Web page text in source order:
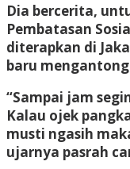
Dia bercerita,
Pembatasan
diterapkan di
baru
“Sampai jam
Kalau ojek
musti ngasih
ujarnya pasrah